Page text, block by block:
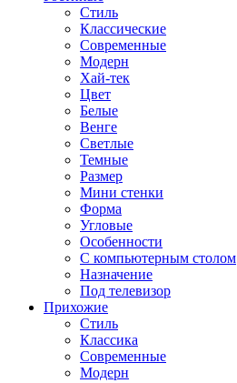
Стиль
Классические
Современные
Модерн
Хай-тек
Цвет
Белые
Венге
Светлые
Темные
Размер
Мини стенки
Форма
Угловые
Особенности
С компьютерным столом
Назначение
Под телевизор
Прихожие
Стиль
Классика
Современные
Модерн